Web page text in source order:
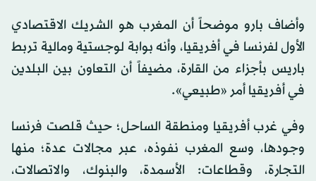
وأضاف بارو موضحاً أن المغرب هو الشريك الاقتصادي
الأول لفرنسا في أفريقيا، وأنه بوابة لوجستية ومالية تربط
باريس بأجزاء من القارة، مضيفاً أن التعاون بين البلدين
في أفريقيا أمر «طبيعي».
وفي غرب أفريقيا ومنطقة الساحل؛ حيث قلصت ​فرنسا
وجودها، وسع المغرب ​نفوذه، عبر مجالات عدة؛ منها
التجارة، وقطاعات: الأسمدة، والبنوك، والاتصالات،